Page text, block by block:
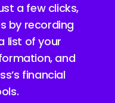
a few clicks,
by recording
list of your
and
financial